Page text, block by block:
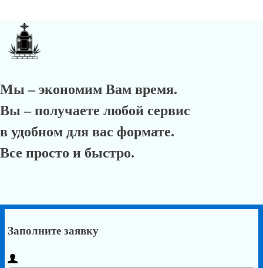
Мы – экономим Вам время.
Вы – получаете любой сервис
в удобном для вас формате.
Все просто и быстро.
Заполните заявку